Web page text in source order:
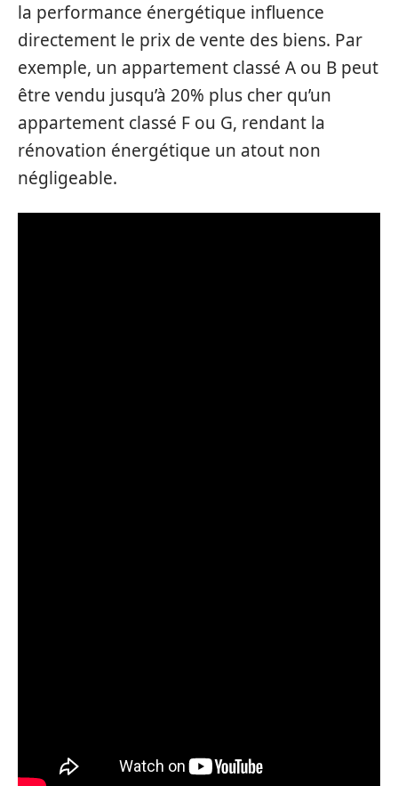
la performance énergétique influence
directement le prix de vente des biens. Par
exemple, un appartement classé A ou B peut
être vendu jusqu’à 20% plus cher qu’un
appartement classé F ou G, rendant la
rénovation énergétique un atout non
négligeable.